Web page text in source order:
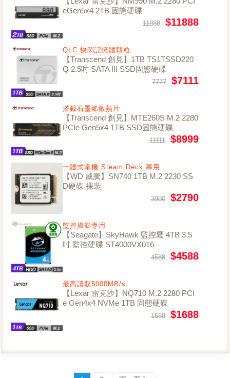
eGen5x4 2TB 固態硬碟
11888 $11888
QLC 快閃記憶體顆粒
【Transcend 創見】1TB TS1TSSD220
Q 2.5吋 SATA III SSD固態硬碟
7777 $7111
搭載石墨烯散熱片
【Transcend 創見】MTE260S M.2 2280
PCIe Gen5x4 1TB SSD固態硬碟
11111 $8999
一體式掌機 Steam Deck 專用
【WD 威騰】SN740 1TB M.2 2230 SS
D硬碟 裸裝
3900 $2790
監控攝影專用
【Seagate】SkyHawk 監控鷹 4TB 3.5
吋 監控硬碟 ST4000VX016
4588 $4588
最高讀取5000MB/s
【Lexar 雷克沙】NQ710 M.2 2280 PCI
e Gen4x4 NVMe 1TB 固態硬碟
1688 $1688